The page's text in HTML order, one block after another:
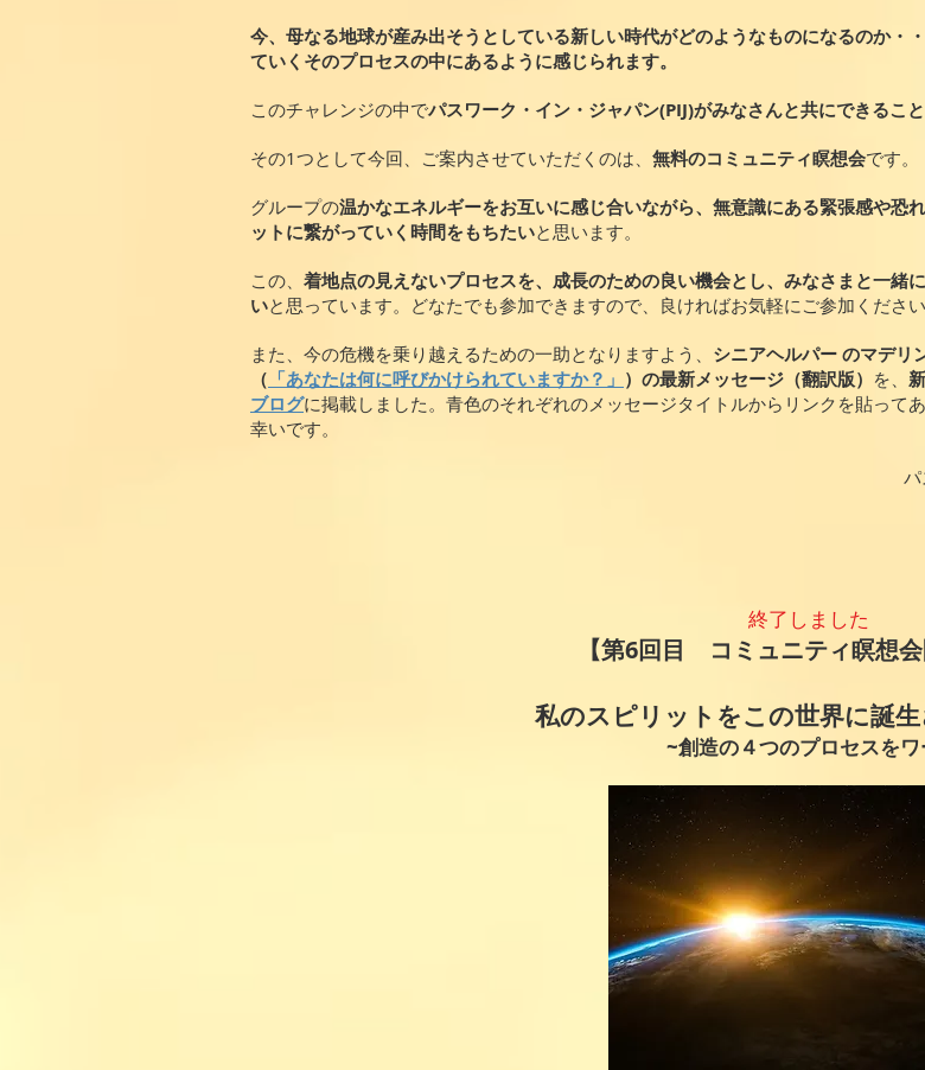
今、母なる地球が産み出そうとしている新しい時代がどのようなものになるのか・
ていくそのプロセスの中にあるように感じられます。
このチャレンジの中でパスワーク・イン・ジャパン(PIJ)がみなさんと共にできるこ
その1つとして今回、ご案内させていただくのは、 無料のコミュニティ瞑想会です。
グループの温かなエネルギーをお互いに感じ合いながら、無意識にある緊張感や恐
ットに繋がっていく時間をもちたいと思います。
この、 着地点の見えないプロセスを、成長のための良い機会とし、みなさまと一緒
いと思っています。どなたでも参加できますので、良ければお気軽にご参加ください
また、今の危機を乗り越えるための一助となりますよう、 シニアヘルパー のマデリ
（ 「あなたは何に呼びかけられていますか？」 ）の最新メッセージ（翻訳版） を、
ブログに掲載しました。青色のそれぞれのメッセージタイトルからリンクを貼って
幸いです。
終了しました
【第6回目 コミュニティ瞑想会
私のスピリットをこの世界に誕
~創造の４つのプロセスをワ